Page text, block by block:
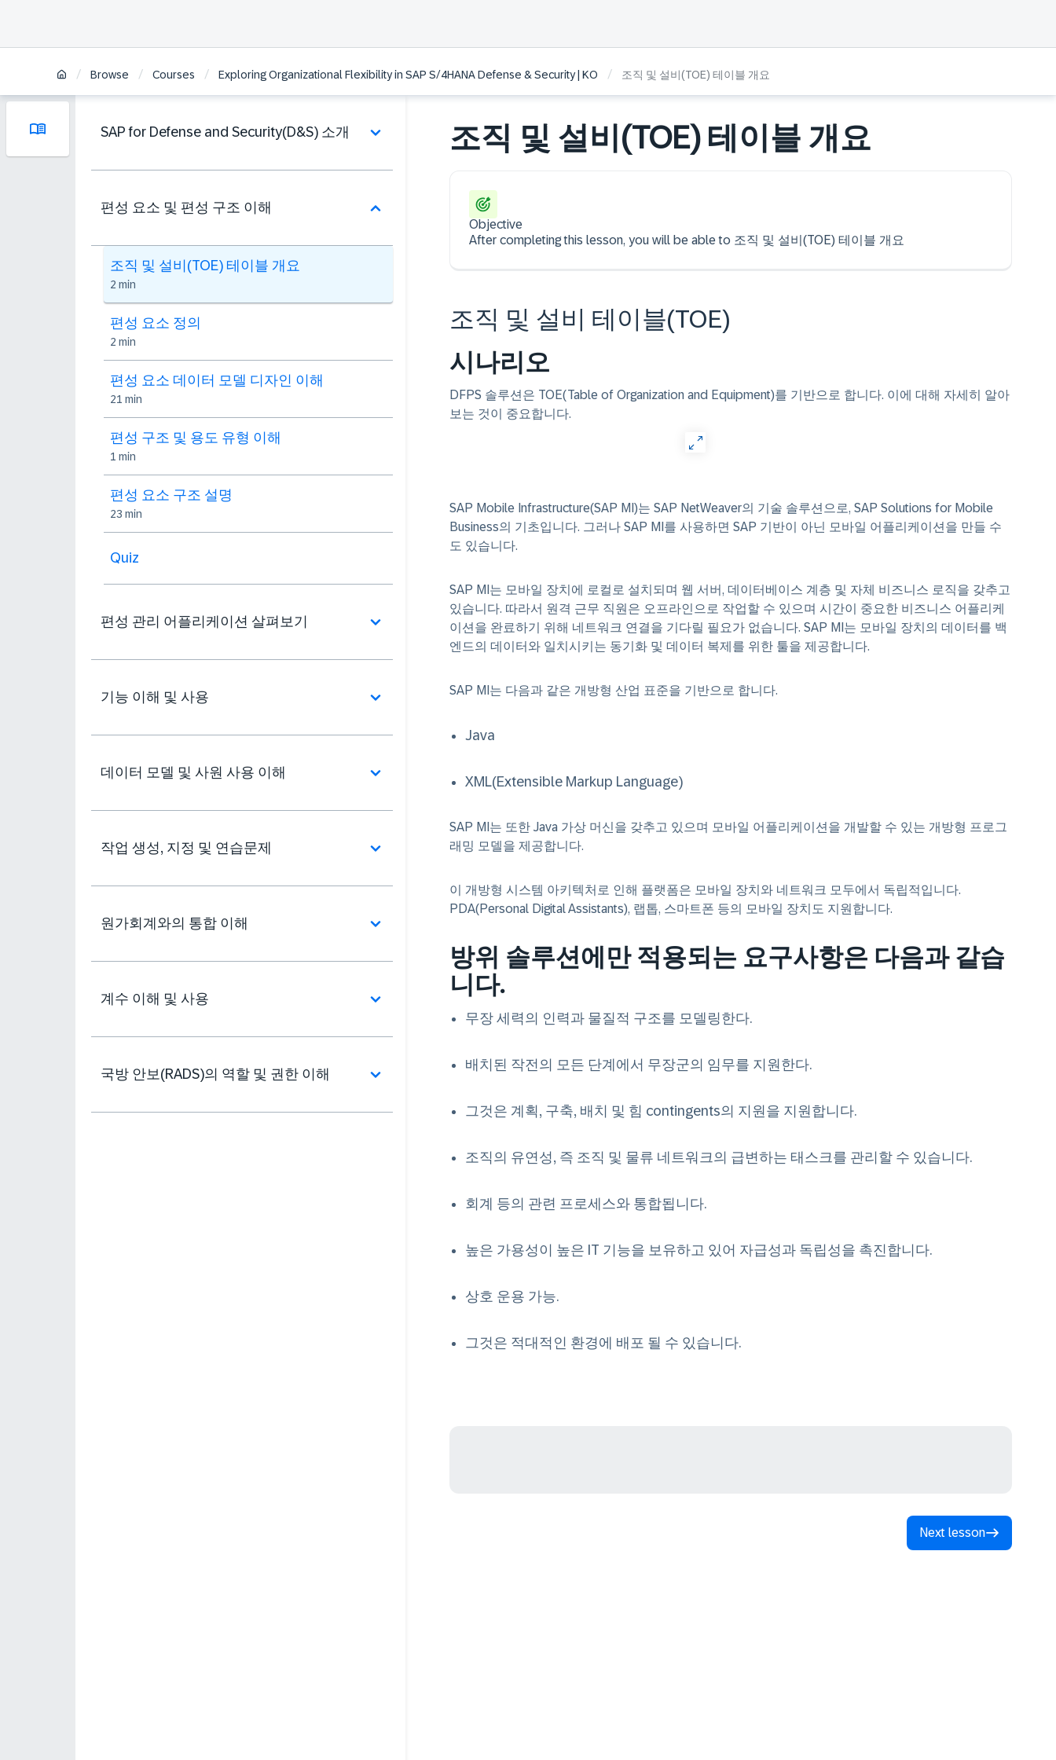
/ Browse / Courses / Exploring Organizational Flexibility in SAP S/4HANA Defense & Security | KO / 조직 및 설비(TOE) 테이블 개요
SAP for Defense and Security(D&S) 소개
편성 요소 및 편성 구조 이해
조직 및 설비(TOE) 테이블 개요
2 min
편성 요소 정의
2 min
편성 요소 데이터 모델 디자인 이해
21 min
편성 구조 및 용도 유형 이해
1 min
편성 요소 구조 설명
23 min
Quiz
편성 관리 어플리케이션 살펴보기
기능 이해 및 사용
데이터 모델 및 사원 사용 이해
작업 생성, 지정 및 연습문제
원가회계와의 통합 이해
계수 이해 및 사용
국방 안보(RADS)의 역할 및 권한 이해
조직 및 설비(TOE) 테이블 개요
Objective
After completing this lesson, you will be able to 조직 및 설비(TOE) 테이블 개요
조직 및 설비 테이블(TOE)
시나리오
DFPS 솔루션은 TOE(Table of Organization and Equipment)를 기반으로 합니다. 이에 대해 자세히 알아
보는 것이 중요합니다.
SAP Mobile Infrastructure(SAP MI)는 SAP NetWeaver의 기술 솔루션으로, SAP Solutions for Mobile
Business의 기초입니다. 그러나 SAP MI를 사용하면 SAP 기반이 아닌 모바일 어플리케이션을 만들 수
도 있습니다.
SAP MI는 모바일 장치에 로컬로 설치되며 웹 서버, 데이터베이스 계층 및 자체 비즈니스 로직을 갖추고
있습니다. 따라서 원격 근무 직원은 오프라인으로 작업할 수 있으며 시간이 중요한 비즈니스 어플리케
이션을 완료하기 위해 네트워크 연결을 기다릴 필요가 없습니다. SAP MI는 모바일 장치의 데이터를 백
엔드의 데이터와 일치시키는 동기화 및 데이터 복제를 위한 툴을 제공합니다.
SAP MI는 다음과 같은 개방형 산업 표준을 기반으로 합니다.
Java
XML(Extensible Markup Language)
SAP MI는 또한 Java 가상 머신을 갖추고 있으며 모바일 어플리케이션을 개발할 수 있는 개방형 프로그
래밍 모델을 제공합니다.
이 개방형 시스템 아키텍처로 인해 플랫폼은 모바일 장치와 네트워크 모두에서 독립적입니다.
PDA(Personal Digital Assistants), 랩톱, 스마트폰 등의 모바일 장치도 지원합니다.
방위 솔루션에만 적용되는 요구사항은 다음과 같습
니다.
무장 세력의 인력과 물질적 구조를 모델링한다.
배치된 작전의 모든 단계에서 무장군의 임무를 지원한다.
그것은 계획, 구축, 배치 및 힘 contingents의 지원을 지원합니다.
조직의 유연성, 즉 조직 및 물류 네트워크의 급변하는 태스크를 관리할 수 있습니다.
회계 등의 관련 프로세스와 통합됩니다.
높은 가용성이 높은 IT 기능을 보유하고 있어 자급성과 독립성을 촉진합니다.
상호 운용 가능.
그것은 적대적인 환경에 배포 될 수 있습니다.
Next lesson